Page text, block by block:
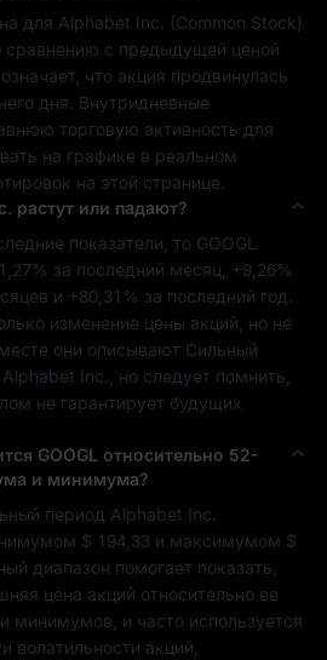
для Alphabet Inc. (Common Stock)
сравнению с предыдущей ценой
означает, что акция продвинулась
дня. Внутридневные
на графике в реальном
на этой странице.
растут или падают?
показатели, то GOOGL
за последний месяц, +9,26%
и +80,31% за последний год.
изменение цены акций, но не
они описывают Сильный
Alphabet Inc.
, но следует помнить,
не гарантирует будущих
GOOGL относительно 52-
и минимума?
период Alphabet Inc.
$ 194,33 и максимумом $
диапазон помогает показать,
цена акций относительно ее
минимумов, и часто используется
волатильности акций,